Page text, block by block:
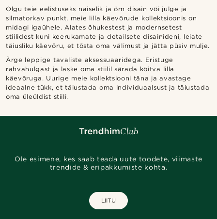
Olgu teie eelistuseks naiselik ja õrn disain või julge ja
silmatorkav punkt, meie lilla käevõrude kollektsioonis on
midagi igaühele. Alates õhukestest ja modernsetest
stiilidest kuni keerukamate ja detailsete disainideni, leiate
täiusliku käevõru, et tõsta oma välimust ja jätta püsiv mulje.
Ärge leppige tavaliste aksessuaaridega. Eristuge
rahvahulgast ja laske oma stiilil särada köitva lilla
käevõruga. Uurige meie kollektsiooni täna ja avastage
ideaalne tükk, et täiustada oma individuaalsust ja täiustada
oma üleüldist stiili.
Ole esimene, kes saab teada uute toodete, viimaste
trendide & eripakkumiste kohta.
LIITU